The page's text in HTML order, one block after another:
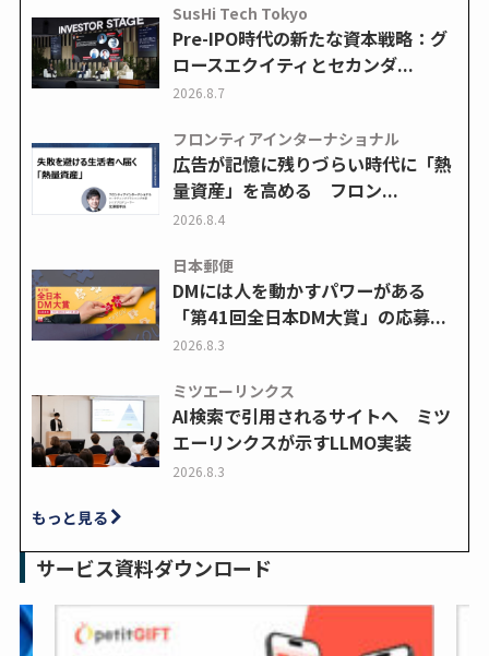
SusHi Tech Tokyo
Pre-IPO時代の新たな資本戦略：グ
ロースエクイティとセカンダ...
2026.8.7
フロンティアインターナショナル
広告が記憶に残りづらい時代に「熱
量資産」を高める フロン...
2026.8.4
日本郵便
DMには人を動かすパワーがある
「第41回全日本DM大賞」の応募...
2026.8.3
ミツエーリンクス
AI検索で引用されるサイトへ ミツ
エーリンクスが示すLLMO実装
2026.8.3
もっと見る
サービス資料ダウンロード